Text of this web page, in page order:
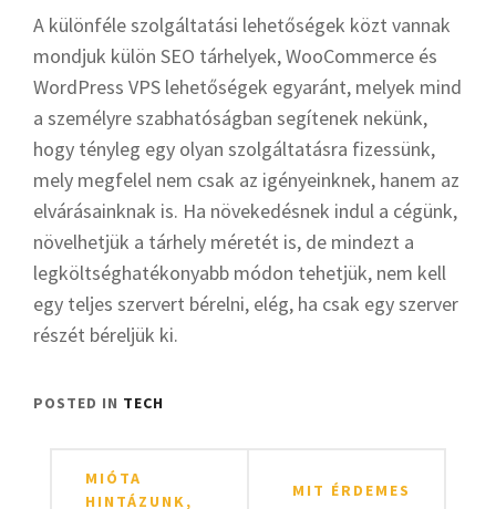
A különféle szolgáltatási lehetőségek közt vannak
mondjuk külön SEO tárhelyek, WooCommerce és
WordPress VPS lehetőségek egyaránt, melyek mind
a személyre szabhatóságban segítenek nekünk,
hogy tényleg egy olyan szolgáltatásra fizessünk,
mely megfelel nem csak az igényeinknek, hanem az
elvárásainknak is. Ha növekedésnek indul a cégünk,
növelhetjük a tárhely méretét is, de mindezt a
legköltséghatékonyabb módon tehetjük, nem kell
egy teljes szervert bérelni, elég, ha csak egy szerver
részét béreljük ki.
POSTED IN TECH
Bejegyzés
MIÓTA
HINTÁZUNK,
MIT ÉRDEMES